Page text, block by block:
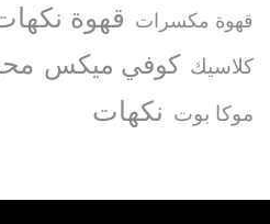
قهوة مكسرات قهوة
كلاسيك كوفي ميكس
موكا بوت نكهات